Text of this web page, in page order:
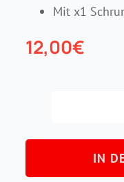
Mit x1
12,00€
IN